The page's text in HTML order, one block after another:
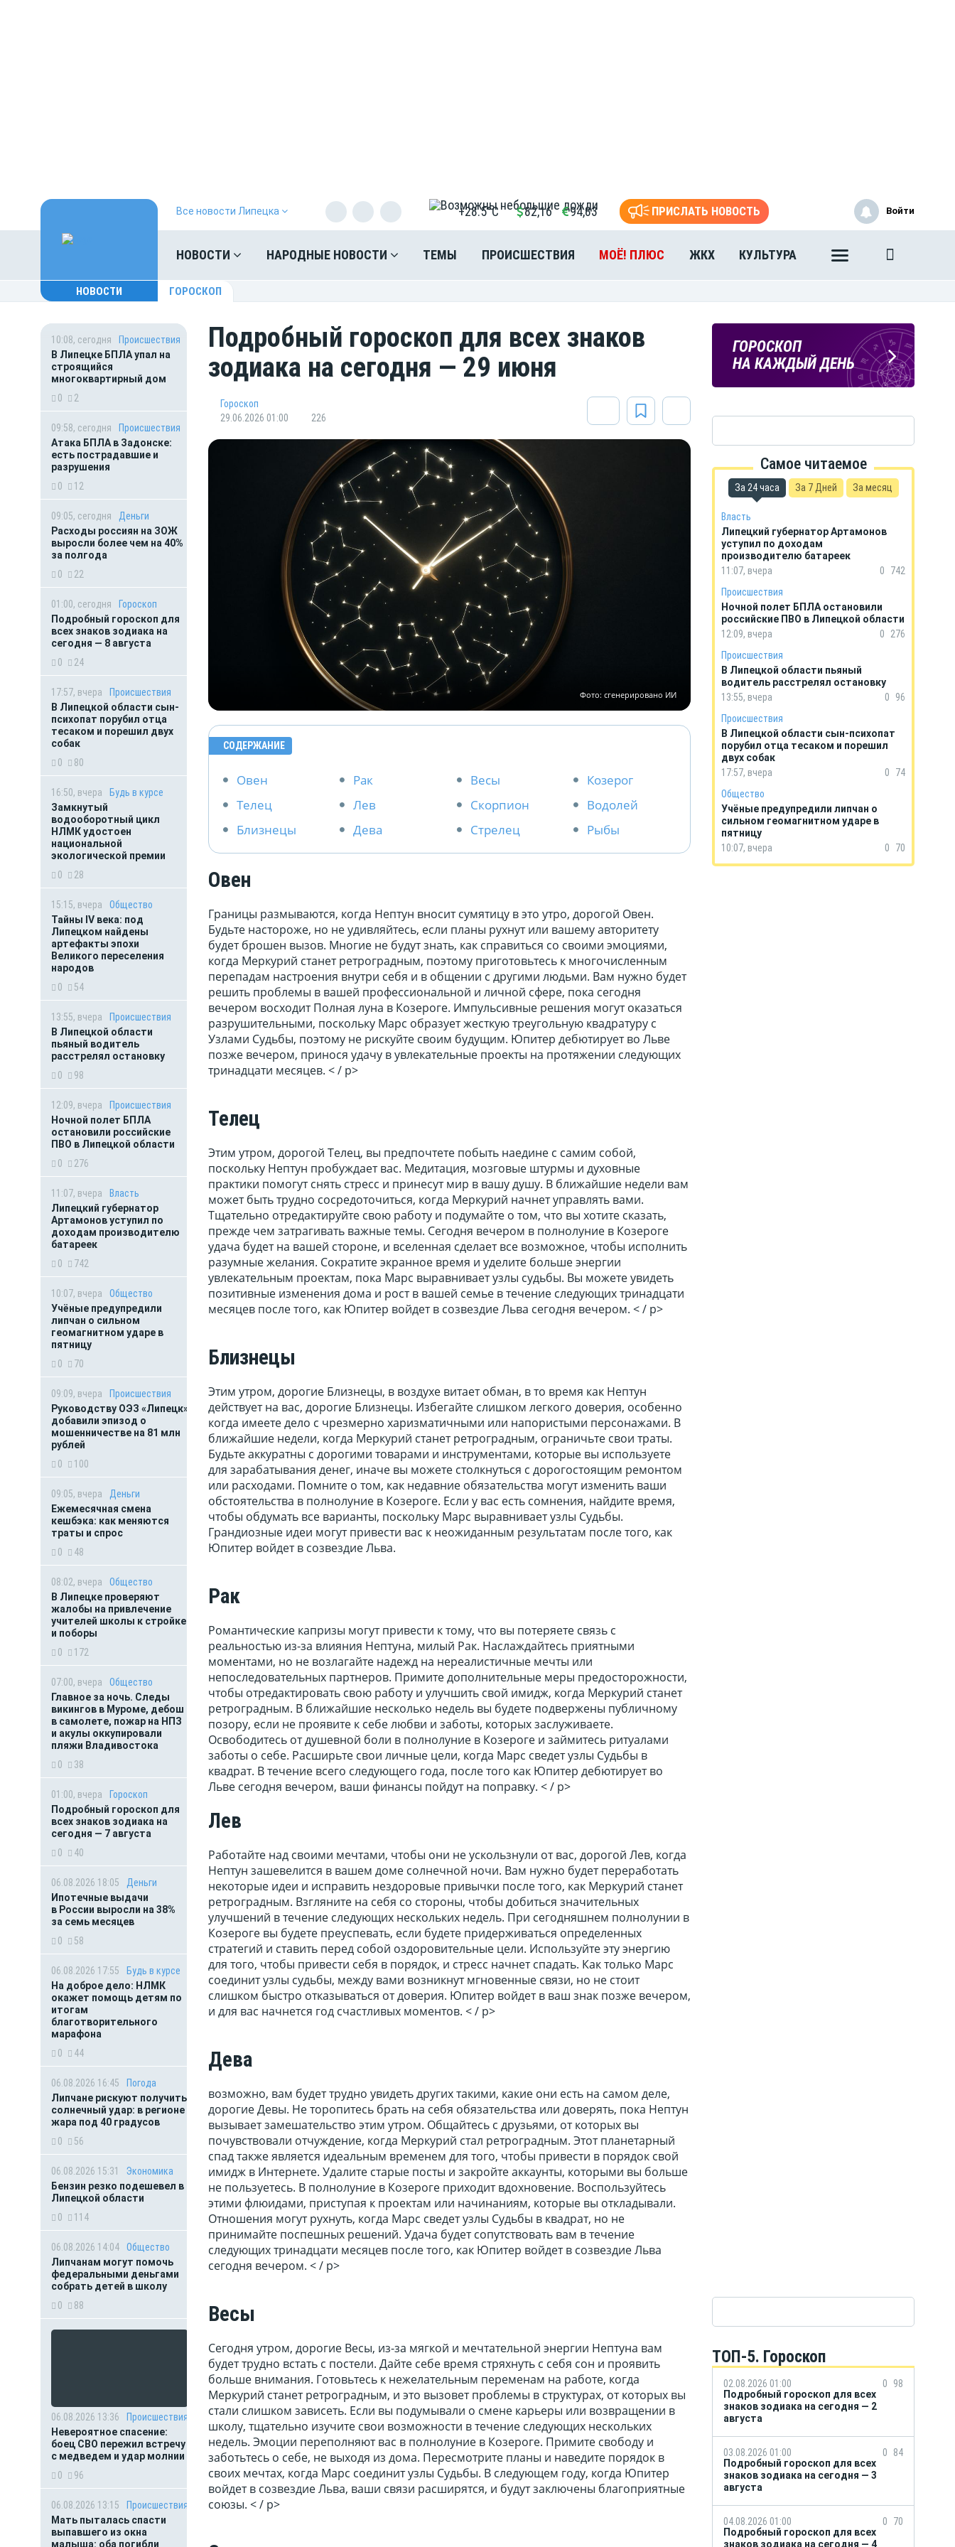
Все новости Липецка +28.5°C 82,16 94,83 ПРИСЛАТЬ НОВОСТЬ
НОВОСТИ НАРОДНЫЕ НОВОСТИ ТЕМЫ ПРОИСШЕСТВИЯ МОЁ! ПЛЮС ЖКХ КУЛЬТУРА
Войти
НОВОСТИ ГОРОСКОП
10:08, сегодня
Происшествия
В Липецке БПЛА упал на
строящийся
многоквартирный дом
0
2
09:58, сегодня
Происшествия
Атака БПЛА в Задонске:
есть пострадавшие и
разрушения
0
12
09:05, сегодня
Деньги
Расходы россиян на ЗОЖ
выросли более чем на 40%
за полгода
0
22
01:00, сегодня
Гороскоп
Подробный гороскоп для
всех знаков зодиака на
сегодня — 8 августа
0
24
17:57, вчера
Происшествия
В Липецкой области сын-
психопат порубил отца
тесаком и порешил двух
собак
0
80
16:50, вчера
Будь в курсе
Замкнутый
водооборотный цикл
НЛМК удостоен
национальной
экологической премии
0
28
15:15, вчера
Общество
Тайны IV века: под
Липецком найдены
артефакты эпохи
Великого переселения
народов
0
54
13:55, вчера
Происшествия
В Липецкой области
пьяный водитель
расстрелял остановку
0
98
12:09, вчера
Происшествия
Ночной полет БПЛА
остановили российские
ПВО в Липецкой области
0
276
11:07, вчера
Власть
Липецкий губернатор
Артамонов уступил по
доходам производителю
батареек
0
742
10:07, вчера
Общество
Учёные предупредили
липчан о сильном
геомагнитном ударе в
пятницу
0
70
09:09, вчера
Происшествия
Руководству ОЭЗ «Липецк»
добавили эпизод о
мошенничестве на 81 млн
рублей
0
100
09:05, вчера
Деньги
Ежемесячная смена
кешбэка: как меняются
траты и спрос
0
48
08:02, вчера
Общество
В Липецке проверяют
жалобы на привлечение
учителей школы к стройке
и поборы
0
172
07:00, вчера
Общество
Главное за ночь. Следы
викингов в Муроме, дебош
в самолете, пожар на НПЗ
и акулы оккупировали
пляжи Владивостока
0
38
01:00, вчера
Гороскоп
Подробный гороскоп для
всех знаков зодиака на
сегодня — 7 августа
0
40
06.08.2026 18:05
Деньги
Ипотечные выдачи
в России выросли на 38%
за семь месяцев
0
58
06.08.2026 17:55
Будь в курсе
На доброе дело: НЛМК
окажет помощь детям по
итогам
благотворительного
марафона
0
44
06.08.2026 16:45
Погода
Липчане рискуют получить
солнечный удар: в регионе
жара под 40 градусов
0
56
06.08.2026 15:31
Экономика
Бензин резко подешевел в
Липецкой области
0
114
06.08.2026 14:04
Общество
Липчанам могут помочь
федеральными деньгами
собрать детей в школу
0
88
06.08.2026 13:36
Происшествия
Невероятное спасение:
боец СВО пережил встречу
с медведем и удар молнии
0
96
06.08.2026 13:15
Происшествия
Мать пыталась спасти
выпавшего из окна
малыша: оба погибли
Подробный гороскоп для всех знаков
зодиака на сегодня — 29 июня
Гороскоп
29.06.2026 01:00
226
Фото: сгенерировано ИИ
СОДЕРЖАНИЕ
Овен
Телец
Близнецы
Рак
Лев
Дева
Весы
Скорпион
Стрелец
Козерог
Водолей
Рыбы
Овен
Границы размываются, когда Нептун вносит сумятицу в это утро, дорогой Овен.
Будьте настороже, но не удивляйтесь, если планы рухнут или вашему авторитету
будет брошен вызов. Многие не будут знать, как справиться со своими эмоциями,
когда Меркурий станет ретроградным, поэтому приготовьтесь к многочисленным
перепадам настроения внутри себя и в общении с другими людьми. Вам нужно будет
решить проблемы в вашей профессиональной и личной сфере, пока сегодня
вечером восходит Полная луна в Козероге. Импульсивные решения могут оказаться
разрушительными, поскольку Марс образует жесткую треугольную квадратуру с
Узлами Судьбы, поэтому не рискуйте своим будущим. Юпитер дебютирует во Льве
позже вечером, принося удачу в увлекательные проекты на протяжении следующих
тринадцати месяцев. < / p>
Телец
Этим утром, дорогой Телец, вы предпочтете побыть наедине с самим собой,
поскольку Нептун пробуждает вас. Медитация, мозговые штурмы и духовные
практики помогут снять стресс и принесут мир в вашу душу. В ближайшие недели вам
может быть трудно сосредоточиться, когда Меркурий начнет управлять вами.
Тщательно отредактируйте свою работу и подумайте о том, что вы хотите сказать,
прежде чем затрагивать важные темы. Сегодня вечером в полнолуние в Козероге
удача будет на вашей стороне, и вселенная сделает все возможное, чтобы исполнить
разумные желания. Сократите экранное время и уделите больше энергии
увлекательным проектам, пока Марс выравнивает узлы судьбы. Вы можете увидеть
позитивные изменения дома и рост в вашей семье в течение следующих тринадцати
месяцев после того, как Юпитер войдет в созвездие Льва сегодня вечером. < / p>
Близнецы
Этим утром, дорогие Близнецы, в воздухе витает обман, в то время как Нептун
действует на вас, дорогие Близнецы. Избегайте слишком легкого доверия, особенно
когда имеете дело с чрезмерно харизматичными или напористыми персонажами. В
ближайшие недели, когда Меркурий станет ретроградным, ограничьте свои траты.
Будьте аккуратны с дорогими товарами и инструментами, которые вы используете
для зарабатывания денег, иначе вы можете столкнуться с дорогостоящим ремонтом
или расходами. Помните о том, как недавние обязательства могут изменить ваши
обстоятельства в полнолуние в Козероге. Если у вас есть сомнения, найдите время,
чтобы обдумать все варианты, поскольку Марс выравнивает узлы Судьбы.
Грандиозные идеи могут привести вас к неожиданным результатам после того, как
Юпитер войдет в созвездие Льва.
Рак
Романтические капризы могут привести к тому, что вы потеряете связь с
реальностью из-за влияния Нептуна, милый Рак. Наслаждайтесь приятными
моментами, но не возлагайте надежд на нереалистичные мечты или
непоследовательных партнеров. Примите дополнительные меры предосторожности,
чтобы отредактировать свою работу и улучшить свой имидж, когда Меркурий станет
ретроградным. В ближайшие несколько недель вы будете подвержены публичному
позору, если не проявите к себе любви и заботы, которых заслуживаете.
Освободитесь от душевной боли в полнолуние в Козероге и займитесь ритуалами
заботы о себе. Расширьте свои личные цели, когда Марс сведет узлы Судьбы в
квадрат. В течение всего следующего года, после того как Юпитер дебютирует во
Льве сегодня вечером, ваши финансы пойдут на поправку. < / p>
Лев
Работайте над своими мечтами, чтобы они не ускользнули от вас, дорогой Лев, когда
Нептун зашевелится в вашем доме солнечной ночи. Вам нужно будет переработать
некоторые идеи и исправить нездоровые привычки после того, как Меркурий станет
ретроградным. Взгляните на себя со стороны, чтобы добиться значительных
улучшений в течение следующих нескольких недель. При сегодняшнем полнолунии в
Козероге вы будете преуспевать, если будете придерживаться определенных
стратегий и ставить перед собой оздоровительные цели. Используйте эту энергию
для того, чтобы привести себя в порядок, и стресс начнет спадать. Как только Марс
соединит узлы судьбы, между вами возникнут мгновенные связи, но не стоит
слишком быстро отказываться от доверия. Юпитер войдет в ваш знак позже вечером,
и для вас начнется год счастливых моментов. < / p>
Дева
возможно, вам будет трудно увидеть других такими, какие они есть на самом деле,
дорогие Девы. Не торопитесь брать на себя обязательства или доверять, пока Нептун
вызывает замешательство этим утром. Общайтесь с друзьями, от которых вы
почувствовали отчуждение, когда Меркурий стал ретроградным. Этот планетарный
спад также является идеальным временем для того, чтобы привести в порядок свой
имидж в Интернете. Удалите старые посты и закройте аккаунты, которыми вы больше
не пользуетесь. В полнолуние в Козероге приходит вдохновение. Воспользуйтесь
этими флюидами, приступая к проектам или начинаниям, которые вы откладывали.
Отношения могут рухнуть, когда Марс сведет узлы Судьбы в квадрат, но не
принимайте поспешных решений. Удача будет сопутствовать вам в течение
следующих тринадцати месяцев после того, как Юпитер войдет в созвездие Льва
сегодня вечером. < / p>
Весы
Сегодня утром, дорогие Весы, из-за мягкой и мечтательной энергии Нептуна вам
будет трудно встать с постели. Дайте себе время стряхнуть с себя сон и проявить
больше внимания. Готовьтесь к нежелательным переменам на работе, когда
Меркурий станет ретроградным, и это вызовет проблемы в структурах, от которых вы
стали слишком зависеть. Если вы подумывали о смене карьеры или возвращении в
школу, тщательно изучите свои возможности в течение следующих нескольких
недель. Эмоции переполняют вас в полнолуние в Козероге. Примите свободу и
заботьтесь о себе, не выходя из дома. Пересмотрите планы и наведите порядок в
своих мечтах, когда Марс соединит узлы Судьбы. В следующем году, когда Юпитер
войдет в созвездие Льва, ваши связи расширятся, и будут заключены благоприятные
союзы. < / p>
ГОРОСКОП
НА КАЖДЫЙ ДЕНЬ
ПОГОДА
В ЛИПЕЦКЕ
ЛИПЕЦКИЕ
РЕАЛИИ
Новости Липецка и области
Самое читаемое
За 24 часа За 7 Дней За месяц
Власть
Липецкий губернатор Артамонов
уступил по доходам
производителю батареек
11:07, вчера
0
742
Происшествия
Ночной полет БПЛА остановили
российские ПВО в Липецкой области
12:09, вчера
0
276
Происшествия
В Липецкой области пьяный
водитель расстрелял остановку
13:55, вчера
0
96
Происшествия
В Липецкой области сын-психопат
порубил отца тесаком и порешил
двух собак
17:57, вчера
0
74
Общество
Учёные предупредили липчан о
сильном геомагнитном ударе в
пятницу
10:07, вчера
0 70
ТОП-5. Гороскоп
02.08.2026 01:00 0
98
Подробный гороскоп для всех
знаков зодиака на сегодня — 2
августа
03.08.2026 01:00 0
84
Подробный гороскоп для всех
знаков зодиака на сегодня — 3
августа
04.08.2026 01:00 0
70
Подробный гороскоп для всех
знаков зодиака на сегодня — 4